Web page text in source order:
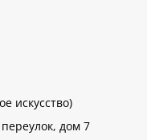
искусство)
дом 7